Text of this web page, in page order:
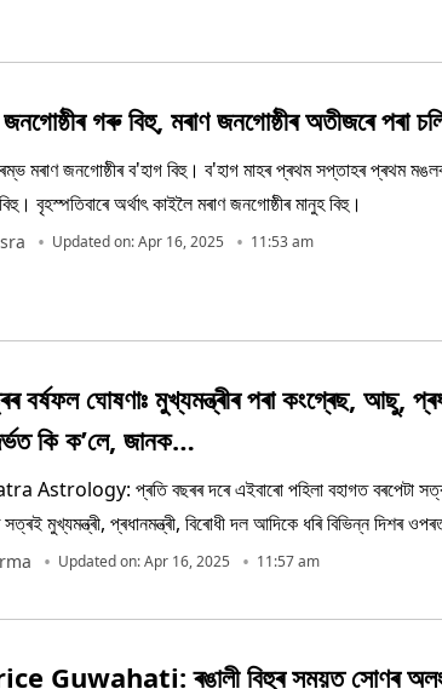
গৰু বিহু, মৰাণ জনগোষ্ঠীৰ অতীজৰে পৰা
মৰাণ জনগোষ্ঠীৰ ব'হাগ বিহু। ব'হাগ মাহৰ প্ৰথম সপ্তাহৰ প্ৰথম
বৃহস্পতিবাৰে অৰ্থাৎ কাইলৈ মৰাণ জনগোষ্ঠীৰ মানুহ বিহু।
Updated on: Apr 16, 2025 11:53 am
বৰ্ষফল ঘোষণাঃ মুখ্যমন্ত্ৰীৰ পৰা কংগ্ৰেছ, আছু,
কি ক’লে, জানক…
পহিলা বহাগত বৰপেটা সত্ৰই বৰ্ষফল গণনা ঘোষণা কৰে।
মুখ্যমন্ত্ৰী, প্ৰধানমন্ত্ৰী, বিৰোধী দল আদিকে ধৰি বিভিন্ন দিশৰ
Updated on: Apr 16, 2025 11:57 am
Guwahati: ৰঙালী বিহুৰ সময়ত সোণৰ